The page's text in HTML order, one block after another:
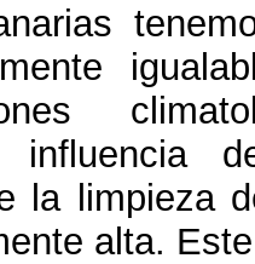
influencia
la limpieza
alta. Este